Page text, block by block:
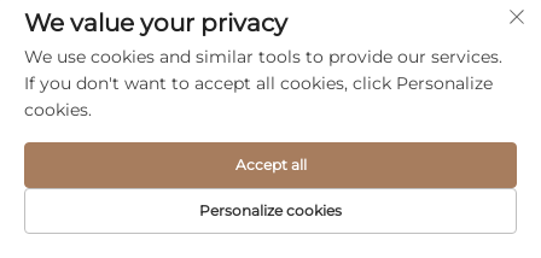
We value your privacy
We use cookies and similar tools to provide our services.
If you don't want to accept all cookies, click Personalize
cookies.
Personalize cookies
Accept all